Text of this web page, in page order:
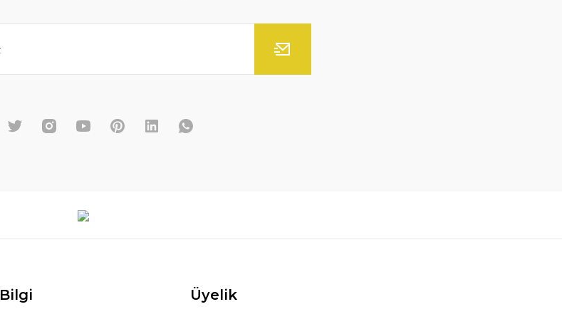
Bilgi Üyelik